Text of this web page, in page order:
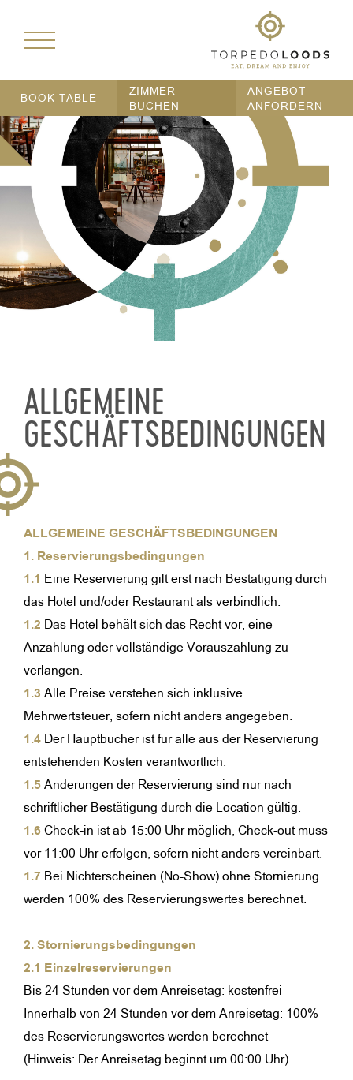
BOOK TABLE
ZIMMER
BUCHEN
ANGEBOT
ANFORDERN
ALLGEMEINE
GESCHÄFTSBEDINGUNGEN
ALLGEMEINE GESCHÄFTSBEDINGUNGEN
1. Reservierungsbedingungen
1.1 Eine Reservierung gilt erst nach Bestätigung durch
das Hotel und/oder Restaurant als verbindlich.
1.2 Das Hotel behält sich das Recht vor, eine
Anzahlung oder vollständige Vorauszahlung zu
verlangen.
1.3Alle Preise verstehen sich inklusive
Mehrwertsteuer, sofern nicht anders angegeben.
1.4Der Hauptbucher ist für alle aus der Reservierung
entstehenden Kosten verantwortlich.
1.5Änderungen der Reservierung sind nur nach
schriftlicher Bestätigung durch die Location gültig.
1.6Check-in ist ab 15:00 Uhr möglich, Check-out muss
vor 11:00 Uhr erfolgen, sofern nicht anders vereinbart.
1.7 Bei Nichterscheinen (No-Show) ohne Stornierung
werden 100% des Reservierungswertes berechnet.
2. Stornierungsbedingungen
2.1 Einzelreservierungen
Bis 24 Stunden vor dem Anreisetag: kostenfrei
Innerhalb von 24 Stunden vor dem Anreisetag: 100%
des Reservierungswertes werden berechnet
(Hinweis: Der Anreisetag beginnt um 00:00 Uhr)